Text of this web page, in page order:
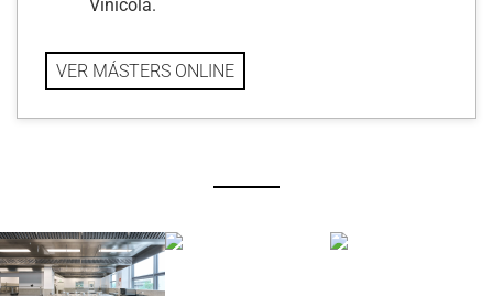
Vinícola.
VER MÁSTERS ONLINE